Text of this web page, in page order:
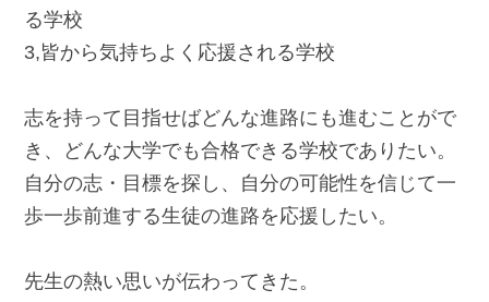
る学校
3,皆から気持ちよく応援される学校
志を持って目指せばどんな進路にも進むことがで
き、どんな大学でも合格できる学校でありたい。
自分の志・目標を探し、自分の可能性を信じて一
歩一歩前進する生徒の進路を応援したい。
先生の熱い思いが伝わってきた。